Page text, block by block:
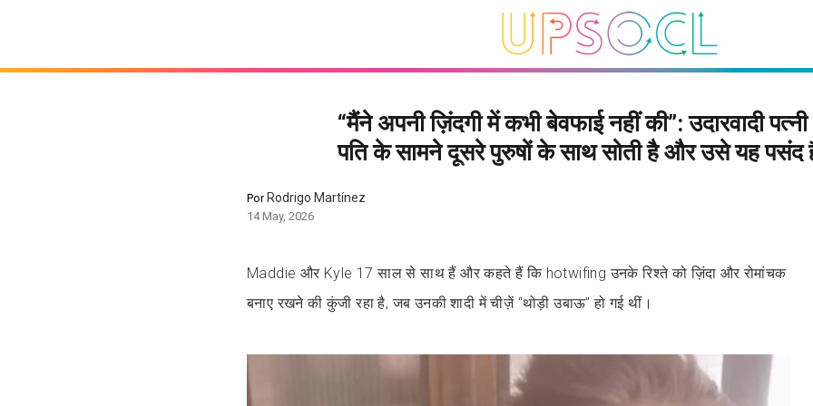
“मैंने अपनी ज़िंदगी में कभी बेवफाई नहीं की”: उदारवादी
पति के सामने दूसरे पुरुषों के साथ सोती है और उसे यह पसंद
PorRodrigo Martínez
14 May, 2026
Maddie और Kyle 17 साल से साथ हैं और कहते हैं कि hotwifing उनके रिश्ते को ज़िंदा और रोमांचक
बनाए रखने की कुंजी रहा है, जब उनकी शादी में चीज़ें “थोड़ी उबाऊ” हो गई थीं।